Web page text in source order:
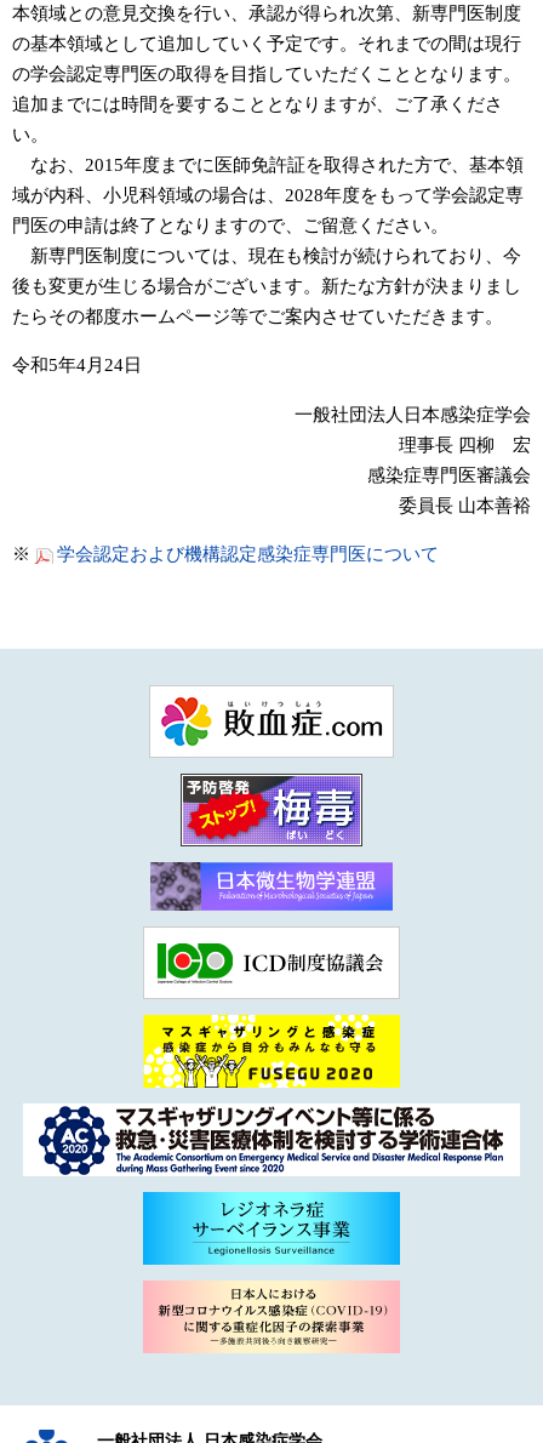
本領域との意見交換を行い、承認が得られ次第、新専門医制度
の基本領域として追加していく予定です。それまでの間は現行
の学会認定専門医の取得を目指していただくこととなります。
追加までには時間を要することとなりますが、ご了承くださ
い。
なお、2015年度までに医師免許証を取得された方で、基本領
域が内科、小児科領域の場合は、2028年度をもって学会認定専
門医の申請は終了となりますので、ご留意ください。
新専門医制度については、現在も検討が続けられており、今
後も変更が生じる場合がございます。新たな方針が決まりまし
たらその都度ホームページ等でご案内させていただきます。
令和5年4月24日
一般社団法人日本感染症学会
理事長 四柳 宏
感染症専門医審議会
委員長 山本善裕
※ 学会認定および機構認定感染症専門医について